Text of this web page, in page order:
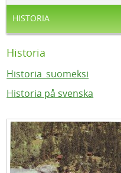
HISTORIA
Historia
Historia_suomeksi
Historia på svenska